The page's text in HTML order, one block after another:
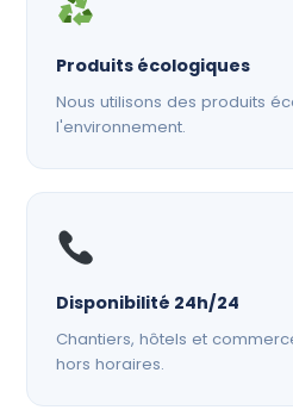
Produits écologiques
Nous utilisons des produits
l'environnement.
Disponibilité 24h/24
Chantiers, hôtels et
hors horaires.